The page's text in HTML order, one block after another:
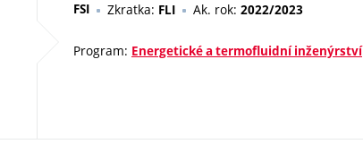
FSI Zkratka: FLI Ak. rok: 2022/2023
Program: Energetické a termofluidní inženýrství